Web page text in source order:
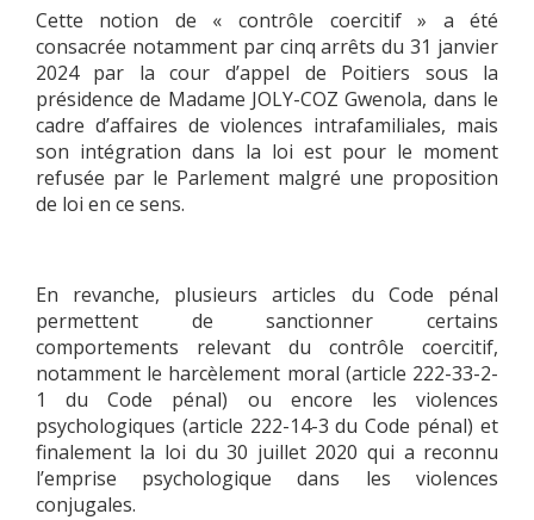
Cette notion de « contrôle coercitif » a été
consacrée notamment par cinq arrêts du 31 janvier
2024 par la cour d’appel de Poitiers sous la
présidence de Madame JOLY-COZ Gwenola, dans le
cadre d’affaires de violences intrafamiliales, mais
son intégration dans la loi est pour le moment
refusée par le Parlement malgré une proposition
de loi en ce sens.
En revanche, plusieurs articles du Code pénal
permettent de sanctionner certains
comportements relevant du contrôle coercitif,
notamment le harcèlement moral (article 222-33-2-
1 du Code pénal) ou encore les violences
psychologiques (article 222-14-3 du Code pénal) et
finalement la loi du 30 juillet 2020 qui a reconnu
l’emprise psychologique dans les violences
conjugales.